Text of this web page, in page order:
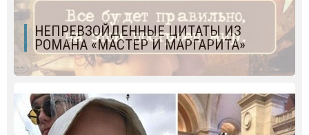
НЕПРЕВЗОЙДЕННЫЕ ЦИТАТЫ ИЗ
РОМАНА «МАСТЕР И МАРГАРИТА»